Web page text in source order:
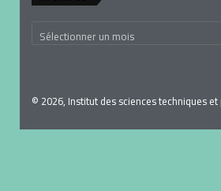
© 2026, Institut des sciences techniques